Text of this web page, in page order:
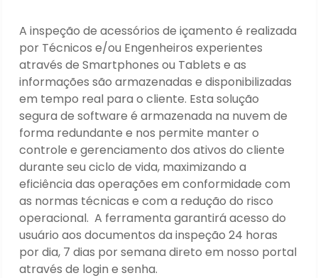
A inspeção de acessórios de içamento é realizada
por Técnicos e/ou Engenheiros experientes
através de Smartphones ou Tablets e as
informações são armazenadas e disponibilizadas
em tempo real para o cliente. Esta solução
segura de software é armazenada na nuvem de
forma redundante e nos permite manter o
controle e gerenciamento dos ativos do cliente
durante seu ciclo de vida, maximizando a
eficiência das operações em conformidade com
as normas técnicas e com a redução do risco
operacional. A ferramenta garantirá acesso do
usuário aos documentos da inspeção 24 horas
por dia, 7 dias por semana direto em nosso portal
através de login e senha.